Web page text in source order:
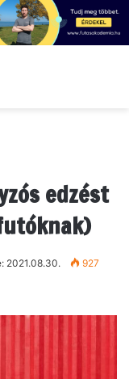
edzést
2021.08.30. 927